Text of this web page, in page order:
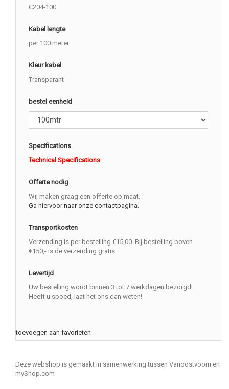
C204-100
Kabel lengte
per 100 meter
Kleur kabel
Transparant
bestel eenheid
Specifications
Technical Specifications
Offerte nodig
Wij maken graag een offerte op maat.
Ga hiervoor naar onze contactpagina.
Transportkosten
Verzending is per bestelling €15,00. Bij bestelling boven
€150,- is de verzending gratis.
Levertijd
Uw bestelling wordt binnen 3 tot 7 werkdagen bezorgd!
Heeft u spoed, laat het ons dan weten!
toevoegen aan favorieten
Deze webshop is gemaakt in samenwerking tussen Vanoostvoorn en
myShop.com